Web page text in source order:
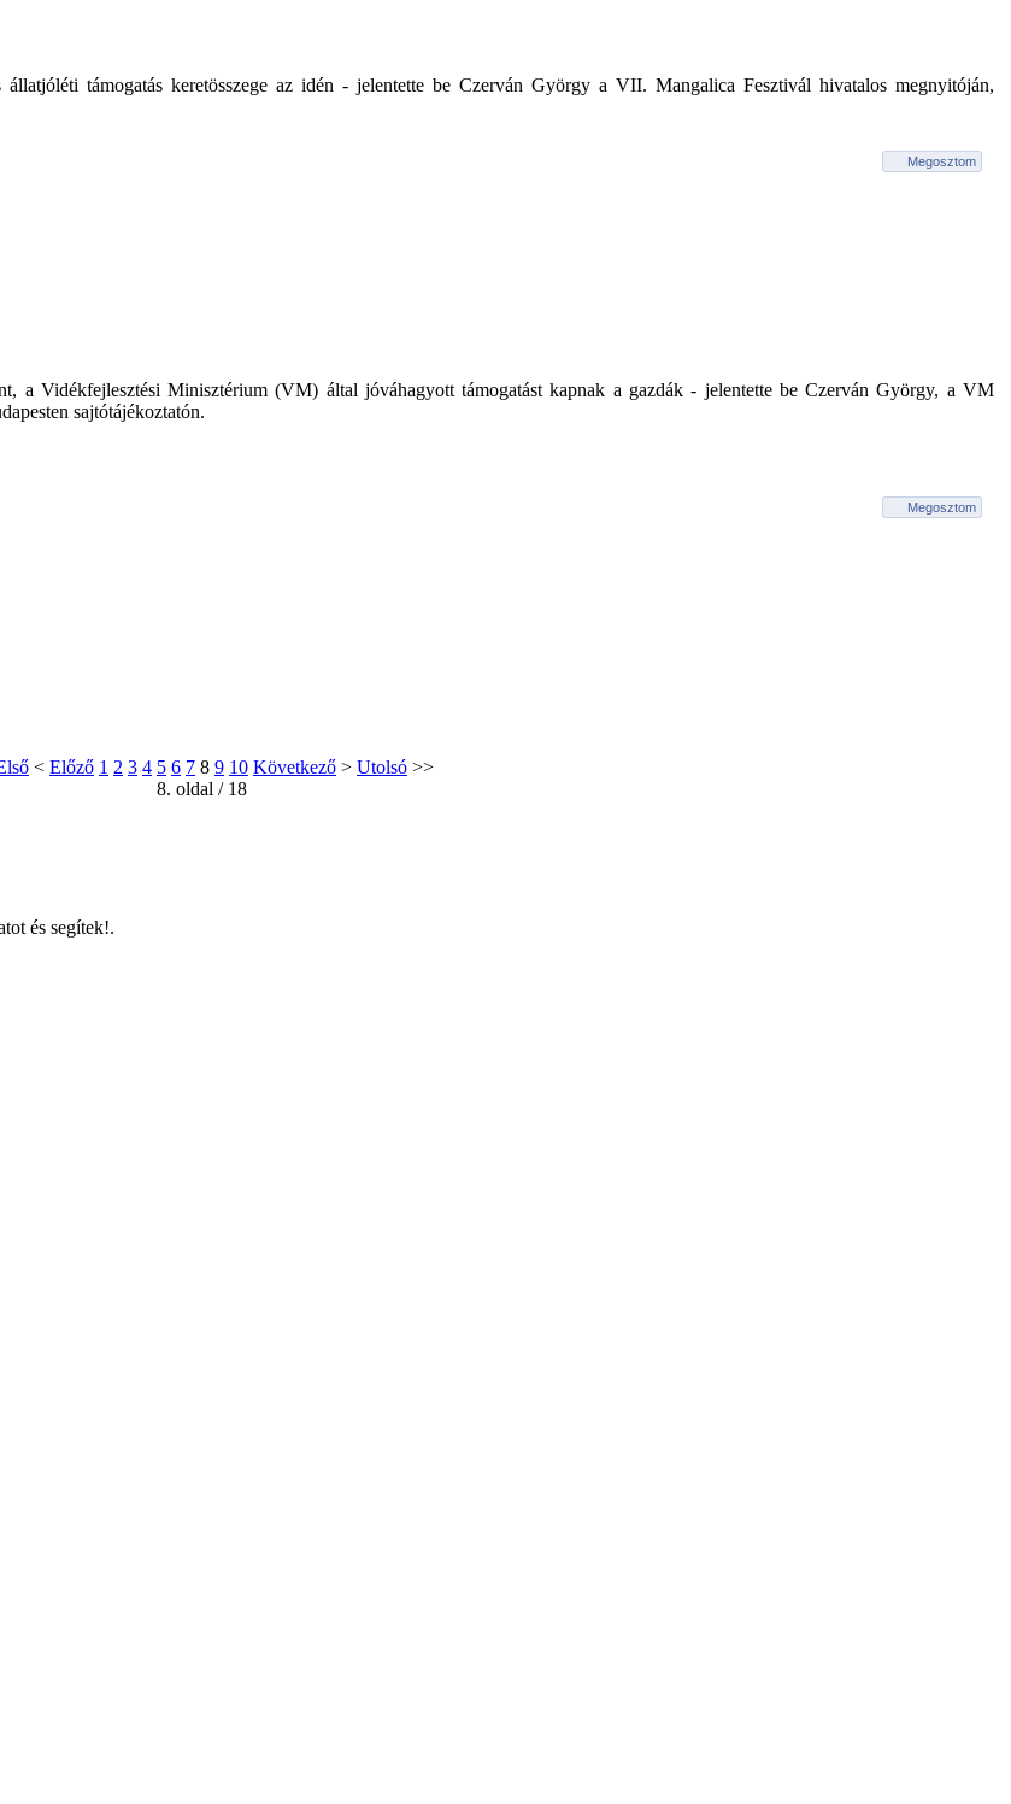
támogatás keretösszege az idén - jelentette be Czerván György a VII. Mangalica Fesztivál hivatalos megnyitóján,
Megosztom
a Vidékfejlesztési Minisztérium (VM) által jóváhagyott támogatást kapnak a gazdák - jelentette be Czerván György, a VM
sajtótájékoztatón.
Megosztom
< Előző 1 2 3 4 5 6 7 8 9 10 Következő > Utolsó >>
8. oldal / 18
és segítek!.